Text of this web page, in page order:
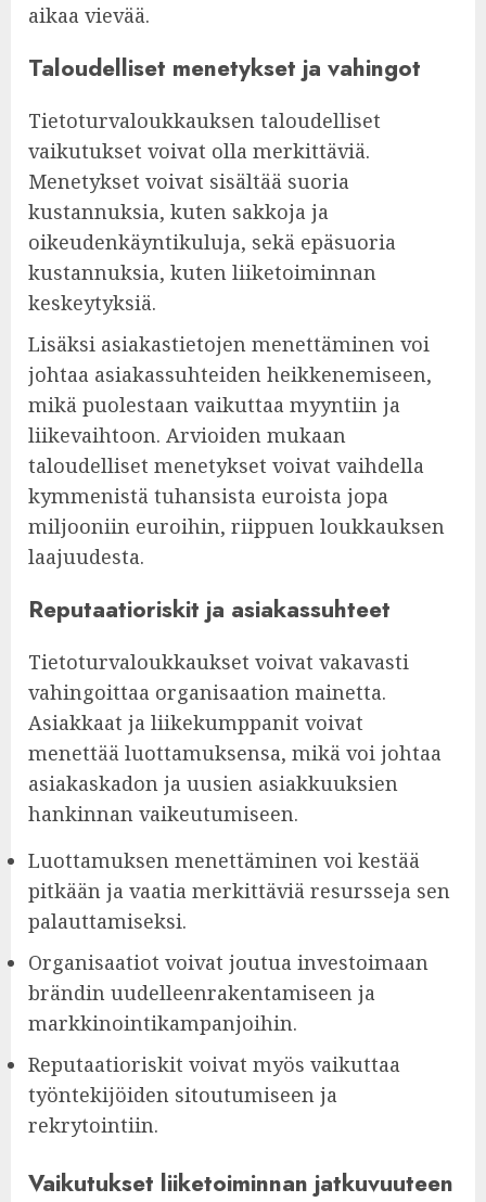
aikaa vievää.
Taloudelliset menetykset ja vahingot
Tietoturvaloukkauksen taloudelliset
vaikutukset voivat olla merkittäviä.
Menetykset voivat sisältää suoria
kustannuksia, kuten sakkoja ja
oikeudenkäyntikuluja, sekä epäsuoria
kustannuksia, kuten liiketoiminnan
keskeytyksiä.
Lisäksi asiakastietojen menettäminen voi
johtaa asiakassuhteiden heikkenemiseen,
mikä puolestaan vaikuttaa myyntiin ja
liikevaihtoon. Arvioiden mukaan
taloudelliset menetykset voivat vaihdella
kymmenistä tuhansista euroista jopa
miljooniin euroihin, riippuen loukkauksen
laajuudesta.
Reputaatioriskit ja asiakassuhteet
Tietoturvaloukkaukset voivat vakavasti
vahingoittaa organisaation mainetta.
Asiakkaat ja liikekumppanit voivat
menettää luottamuksensa, mikä voi johtaa
asiakaskadon ja uusien asiakkuuksien
hankinnan vaikeutumiseen.
Luottamuksen menettäminen voi kestää
pitkään ja vaatia merkittäviä resursseja sen
palauttamiseksi.
Organisaatiot voivat joutua investoimaan
brändin uudelleenrakentamiseen ja
markkinointikampanjoihin.
Reputaatioriskit voivat myös vaikuttaa
työntekijöiden sitoutumiseen ja
rekrytointiin.
Vaikutukset liiketoiminnan jatkuvuuteen